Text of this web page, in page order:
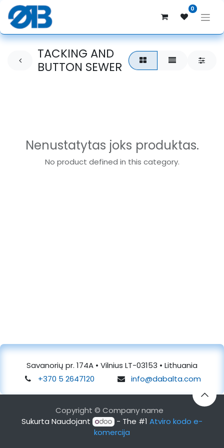
0
TACKING AND
BUTTON SEWER
Nenustatytas joks produktas.
No product defined in this category.
Savanorių pr. 174A • Vilnius LT-03153 • Lithuania
+370 5 2647120
info@dabalta.com
Copyright © Company name
Sukurta Naudojant
- The #1 Atviro kodo e-
komercija